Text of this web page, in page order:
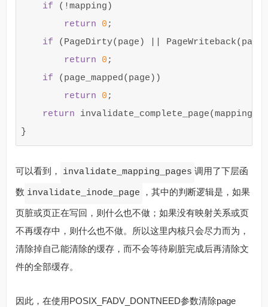
if
( !mapping )
return
0 ;
if
( PageDirty( page ) PageWriteback( page
return
0 ;
if
( page_mapped( page ))
return
0 ;
return
invalidate_complete_page(mapping
}
可以看到， invalidate_mapping_pages 调用了下层函
数 invalidate_inode_page ，其中的判断逻辑是，如果
页脏或页正在写回，则什么也不做；如果没有映射关系或页
不再缓存中，则什么也不做。所以这里内核只会尽力而为，
清除掉自己能清除的缓存，而不会等待刷脏完成后再清除文
件的全部缓存。
因此，在使用POSIX_FADV_DONTNEED参数清除page